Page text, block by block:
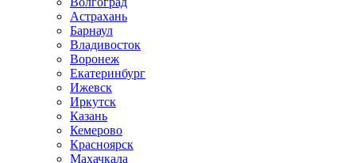
Астрахань
Барнаул
Владивосток
Воронеж
Екатеринбург
Ижевск
Иркутск
Казань
Кемерово
Красноярск
Махачкала